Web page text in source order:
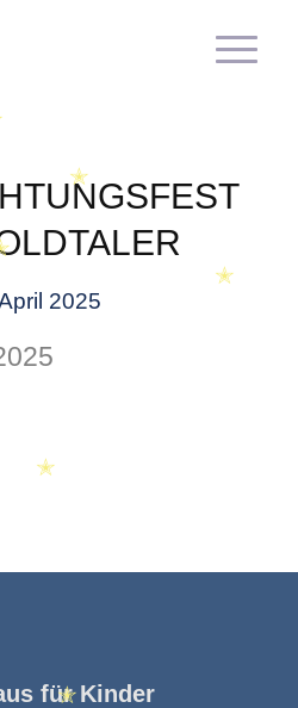
2025
für Kinder
✭
✭